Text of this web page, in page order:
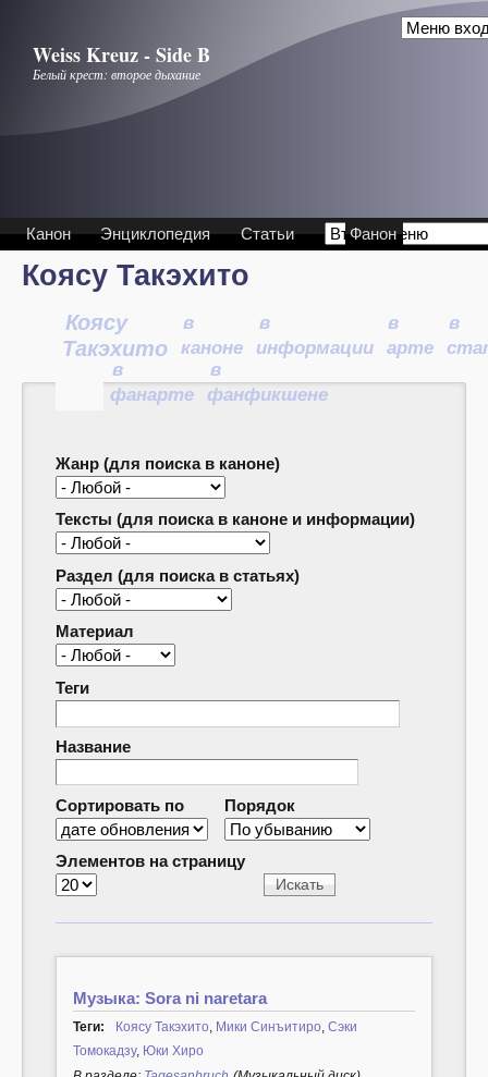
Weiss Kreuz - Side B
Белый крест: второе дыхание
Канон Энциклопедия Статьи Фанон
Коясу Такэхито
Коясу
Такэхито
в
каноне
в
информации
в
арте
в
в
фанарте
в
фанфикшене
Жанр (для поиска в каноне)
Тексты (для поиска в каноне и информации)
Раздел (для поиска в статьях)
Материал
Теги
Название
Сортировать по Порядок
Элементов на страницу
Музыка: Sora ni naretara
Теги: Коясу Такэхито Мики Синъитиро Сэки
Томокадзу, Юки Хиро